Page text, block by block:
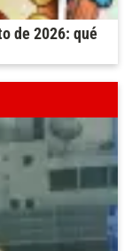
de 2026: qué